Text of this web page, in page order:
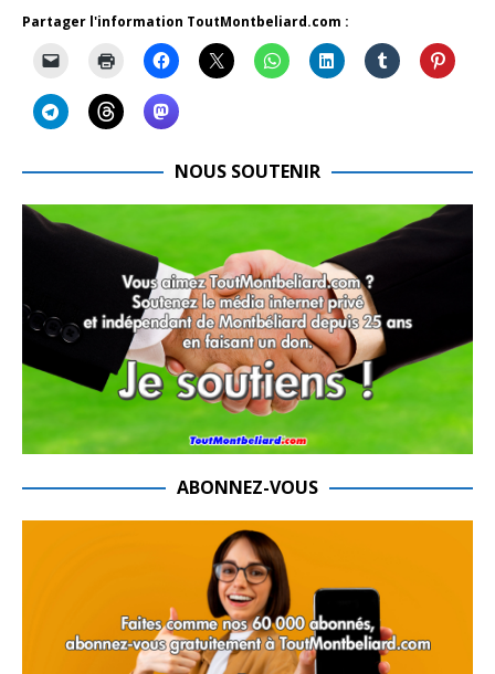
Partager l'information ToutMontbeliard.com :
NOUS SOUTENIR
ABONNEZ-VOUS